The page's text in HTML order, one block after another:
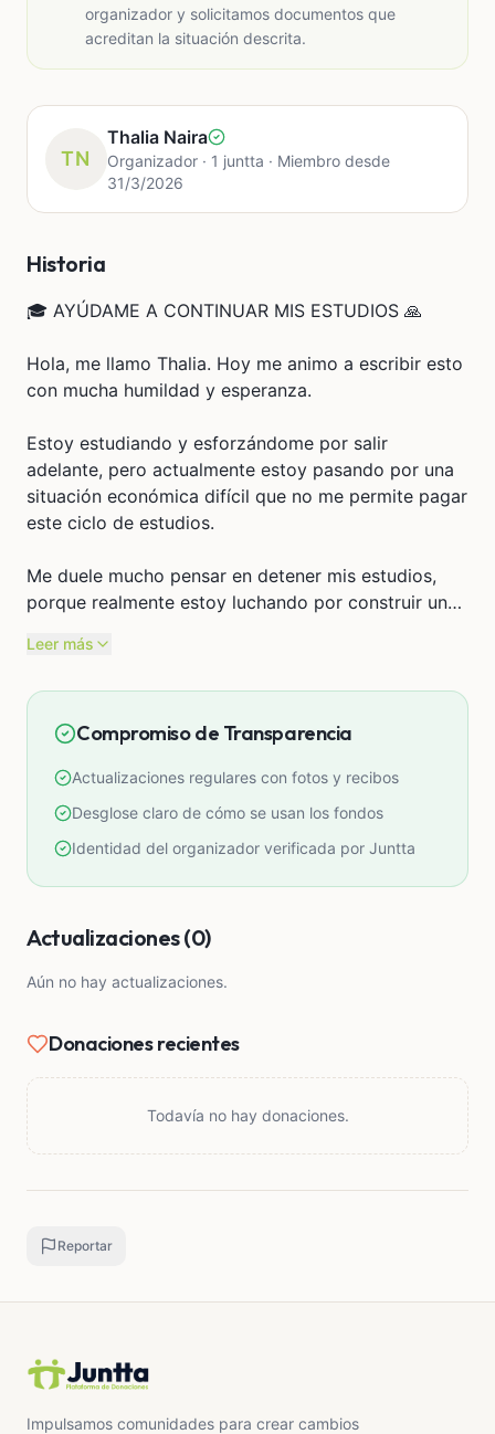
organizador y solicitamos documentos que
acreditan la situación descrita.
TN
Thalia Naira
Organizador · 1 juntta · Miembro desde
31/3/2026
Historia
🎓 AYÚDAME A CONTINUAR MIS ESTUDIOS 🙏
Hola, me llamo Thalia. Hoy me animo a escribir esto
con mucha humildad y esperanza.
Estoy estudiando y esforzándome por salir
adelante, pero actualmente estoy pasando por una
situación económica difícil que no me permite pagar
este ciclo de estudios.
Me duele mucho pensar en detener mis estudios,
porque realmente estoy luchando por construir un
que hoy me supera económicamente.
Por eso estoy creando esta campaña para pedir su
apoyo y poder continuar con mis estudios.
Cualquier ayuda, por más pequeña que sea, significa
muchísimo para mí. Incluso S/1 o lo que puedas
aportar ya es una gran ayuda y suma bastante para
Y si no puedes donar, compartir esta campaña
De corazón, gracias por tomarte el tiempo de
Leer más
Compromiso de Transparencia
Actualizaciones regulares con fotos y recibos
Desglose claro de cómo se usan los fondos
Identidad del organizador verificada por Juntta
Actualizaciones (0)
Aún no hay actualizaciones.
Donaciones recientes
Todavía no hay donaciones.
Reportar
Impulsamos comunidades para crear cambios